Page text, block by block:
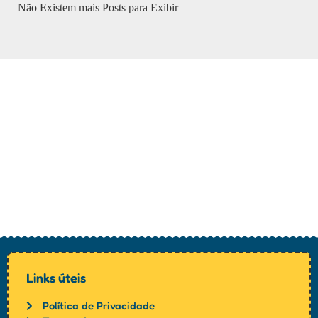
Não Existem mais Posts para Exibir
Links úteis
Política de Privacidade